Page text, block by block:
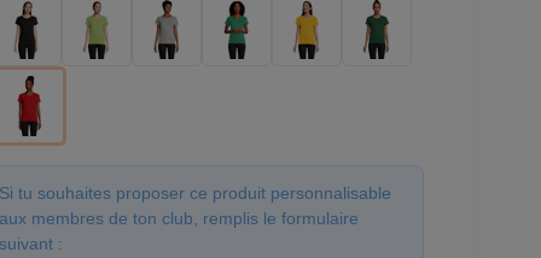
Si tu souhaites proposer ce produit personnalisable
aux membres de ton club, remplis le formulaire
suivant :